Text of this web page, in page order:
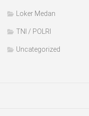
Loker Medan
TNI / POLRI
Uncategorized